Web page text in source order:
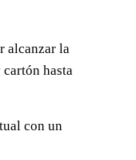
alcanzar la
hasta
con un